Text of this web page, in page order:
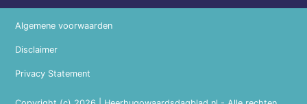
Algemene voorwaarden
Disclaimer
Privacy Statement